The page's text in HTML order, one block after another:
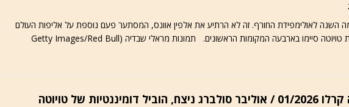
השנה לאולימפידת החורף. זה לא הרתיע את אלפין אוונס, המסתער פעם נוספת על אליפות העולם
בראלי. ארבע מכןניות טויוטה סיימו בארבעה המקומות הראשונים. תמונות מראלי שבדיה (Getty Images/Red Bull
דומיננטיות של טויוטה